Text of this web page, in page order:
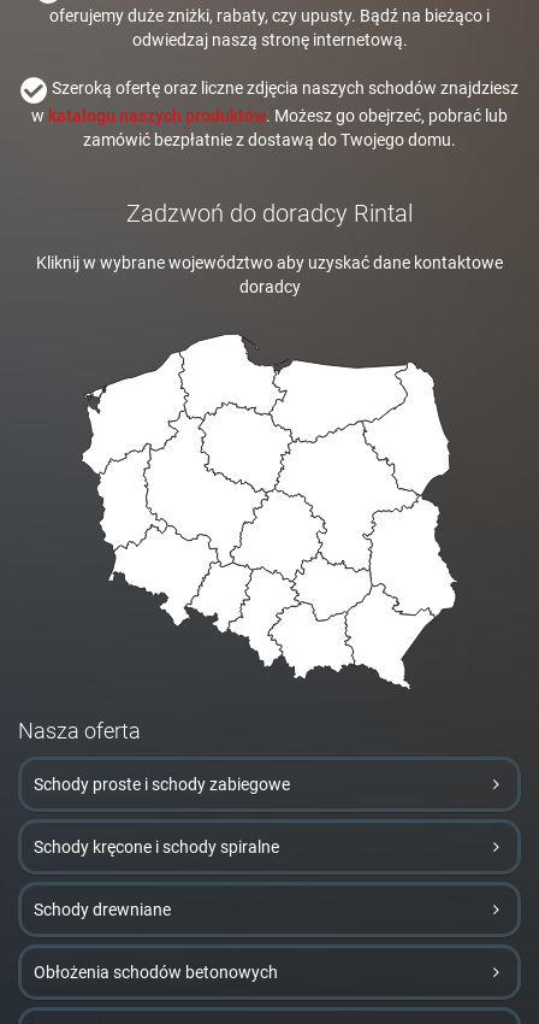
oferujemy duże zniżki, rabaty, czy upusty. Bądź na bieżąco i
odwiedzaj naszą stronę internetową.
Szeroką ofertę oraz liczne zdjęcia naszych schodów znajdziesz
w katalogu naszych produktów. Możesz go obejrzeć, pobrać lub
zamówić bezpłatnie z dostawą do Twojego domu.
Zadzwoń do doradcy Rintal
Kliknij w wybrane województwo aby uzyskać dane kontaktowe
doradcy
Nasza oferta
Schody proste i schody zabiegowe
Schody kręcone i schody spiralne
Schody drewniane
Obłożenia schodów betonowych